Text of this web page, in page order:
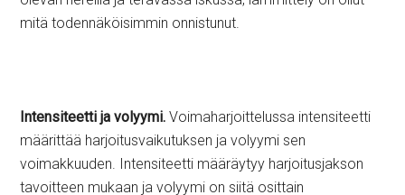
mitä todennäköisimmin onnistunut.
Intensiteetti ja volyymi. Voimaharjoittelussa intensiteetti
määrittää harjoitusvaikutuksen ja volyymi sen
voimakkuuden. Intensiteetti määräytyy harjoitusjakson
tavoitteen mukaan ja volyymi on siitä osittain